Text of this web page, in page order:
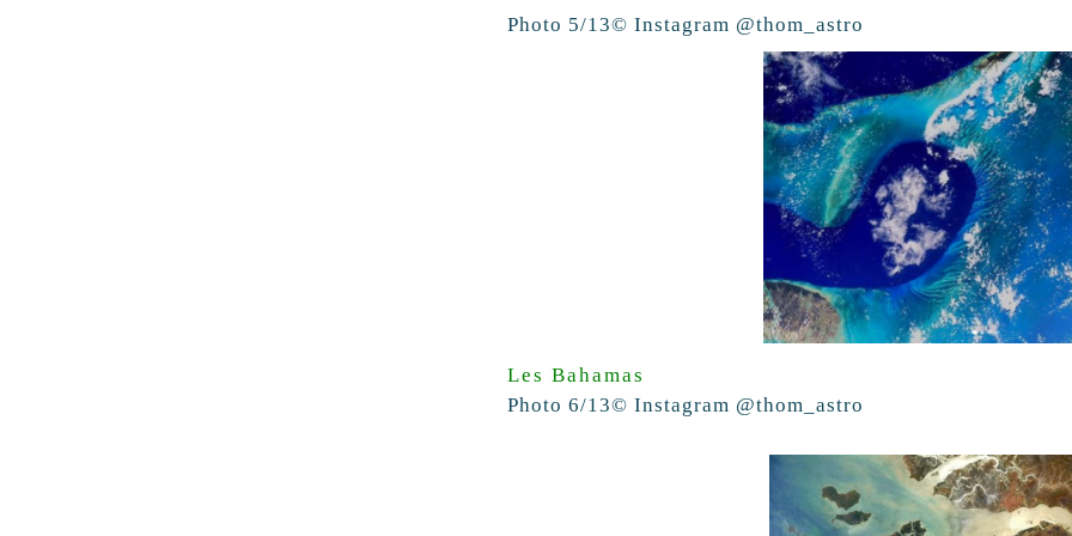
Photo 5/13© Instagram @thom_astro
Les Bahamas
Photo 6/13© Instagram @thom_astro